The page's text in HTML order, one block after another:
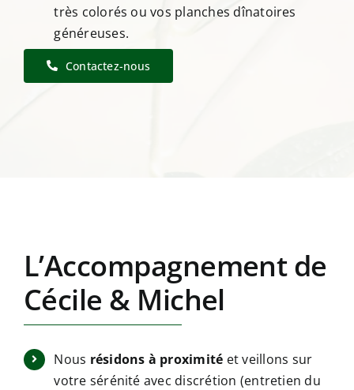
très colorés ou vos planches dînatoires
généreuses.
Contactez-nous
L’Accompagnement de
Cécile & Michel
Nous résidons à proximité et veillons sur
votre sérénité avec discrétion (entretien du